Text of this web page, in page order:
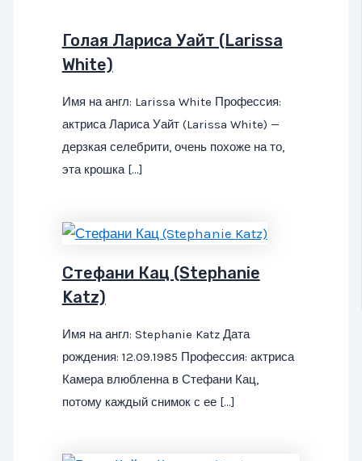
Голая Лариса Уайт (Larissa
White)
Имя на англ: Larissa White Профессия:
актриса Лариса Уайт (Larissa White) —
дерзкая селебрити, очень похоже на то,
эта крошка […]
Стефани Кац (Stephanie
Katz)
Имя на англ: Stephanie Katz Дата
рождения: 12.09.1985 Профессия: актриса
Камера влюбленна в Стефани Кац,
потому каждый снимок с ее […]